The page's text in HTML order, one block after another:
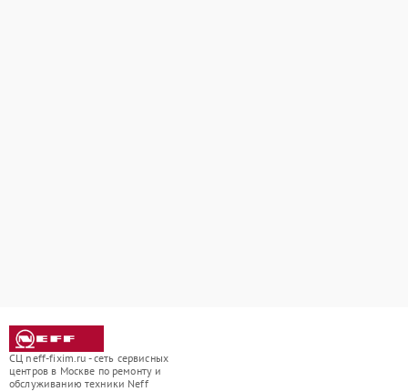
СЦ neff-fixim.ru - сеть сервисных
центров в Москве по ремонту и
обслуживанию техники Neff